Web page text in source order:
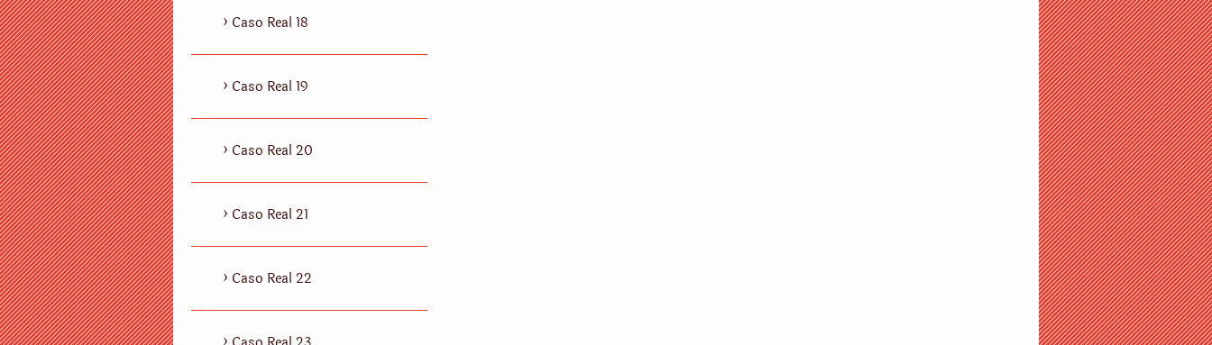
Caso Real 18
Caso Real 19
Caso Real 20
Caso Real 21
Caso Real 22